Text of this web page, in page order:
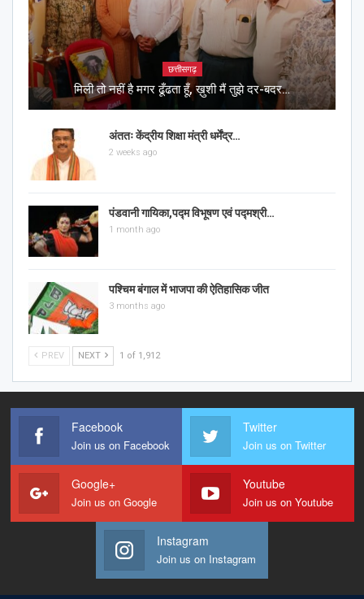
छत्तीसगढ़
मिली तो नहीं है मगर ढूँढता हूँ, ख़ुशी मैं तुझे दर-बदर…
अंततः केंद्रीय शिक्षा मंत्री धर्मेंद्र…
2 weeks ago
पंडवानी गायिका,पद्म विभूषण एवं पद्मश्री…
1 month ago
पश्चिम बंगाल में भाजपा की ऐतिहासिक जीत
3 months ago
PREV NEXT 1 of 1,912
Facebook
Join us on Facebook
Twitter
Join us on Twitter
Google+
Join us on Google
Youtube
Join us on Youtube
Instagram
Join us on Instagram